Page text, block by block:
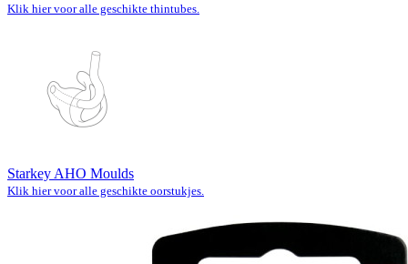
Klik hier voor alle geschikte thintubes.
Starkey AHO Moulds
Klik hier voor alle geschikte oorstukjes.